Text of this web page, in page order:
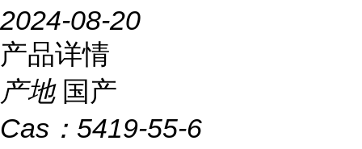
2024-08-20
产品详情
产地 国产
Cas： 5419-55-6